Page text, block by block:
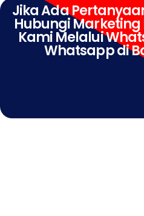
Jika Ada
Hubungi
Kami Melalui
Whatsapp di